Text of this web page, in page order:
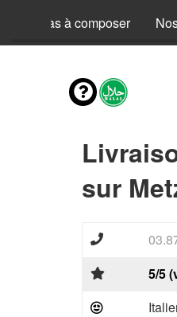
Pizzas à composer
sur
5/5